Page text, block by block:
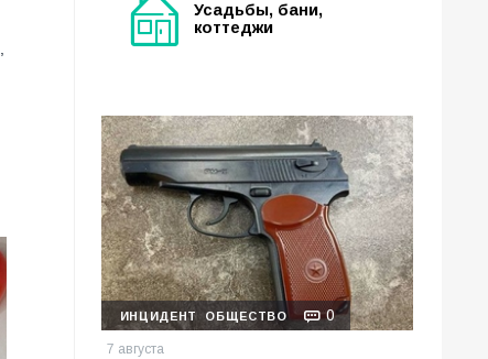
Усадьбы, бани,
коттеджи
ИНЦИДЕНТ ОБЩЕСТВО 0
7 августа